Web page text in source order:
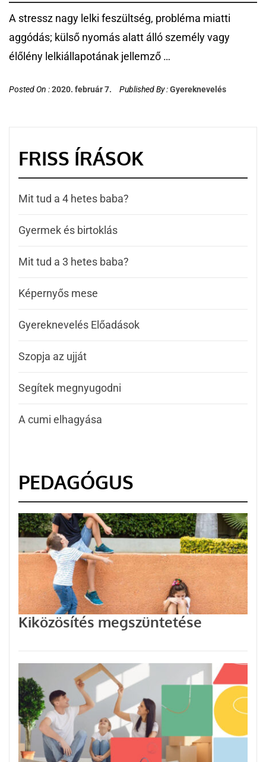
A stressz nagy lelki feszültség, probléma miatti
aggódás; külső nyomás alatt álló személy vagy
élőlény lelkiállapotának jellemző …
Posted On :2020. február 7. Published By :Gyereknevelés
FRISS ÍRÁSOK
Mit tud a 4 hetes baba?
Gyermek és birtoklás
Mit tud a 3 hetes baba?
Képernyős mese
Gyereknevelés Előadások
Szopja az ujját
Segítek megnyugodni
A cumi elhagyása
PEDAGÓGUS
Kiközösítés megszüntetése